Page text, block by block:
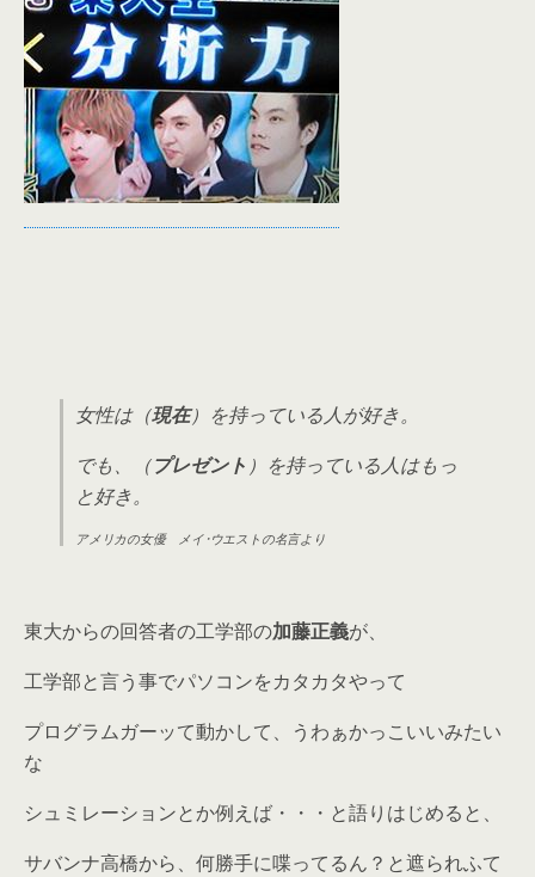
女性は（現在）を持っている人が好き。
でも、（プレゼント ）を持っている人はもっ
と好き。
アメリカの女優 メイ･ウエストの名言より
東大からの回答者の工学部の加藤正義が、
工学部と言う事でパソコンをカタカタやって
プログラムガーッて動かして、うわぁかっこいいみたい
な
シュミレーションとか例えば・・・と語りはじめると、
サバンナ高橋から、何勝手に喋ってるん？と遮られふて